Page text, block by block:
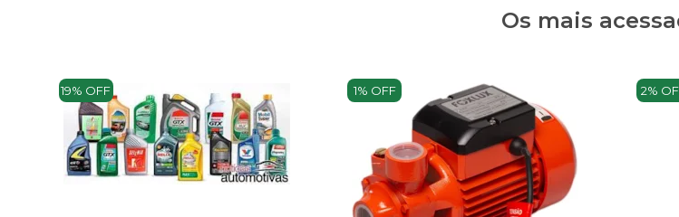
Os mais
19% OFF 1% OFF 2%